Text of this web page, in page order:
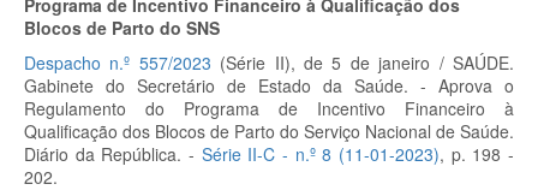
Programa de Incentivo Financeiro à Qualificação dos
Blocos de Parto do SNS
Despacho n.º 557/2023 (Série II), de 5 de janeiro / SAÚDE.
Gabinete do Secretário de Estado da Saúde. - Aprova o
Regulamento do Programa de Incentivo Financeiro à
Qualificação dos Blocos de Parto do Serviço Nacional de Saúde.
Diário da República. - Série II-C - n.º 8 (11-01-2023), p. 198 -
202.